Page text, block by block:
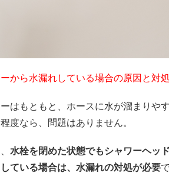
から水漏れしている場合の原因と対
はもともと、ホースに水が溜まりや
度なら、問題はありません。
水栓を閉めた状態でもシャワーヘッ
ている場合は、水漏れの対処が必要